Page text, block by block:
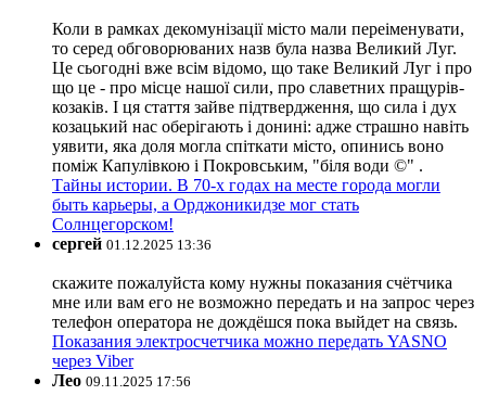
Коли в рамках декомунізації місто мали переіменувати,
то серед обговорюваних назв була назва Великий Луг.
Це сьогодні вже всім відомо, що таке Великий Луг і про
що це - про місце нашої сили, про славетних пращурів-
козаків. І ця стаття зайве підтвердження, що сила і дух
козацький нас оберігають і донині: адже страшно навіть
уявити, яка доля могла спіткати місто, опинись воно
поміж Капулівкою і Покровським, "біля води ©" .
Тайны истории. В 70-х годах на месте города могли
быть карьеры, а Орджоникидзе мог стать
Солнцегорском!
сергей 01.12.2025 13:36
скажите пожалуйста кому нужны показания счётчика
мне или вам его не возможно передать и на запрос через
телефон оператора не дождёшся пока выйдет на связь.
Показания электросчетчика можно передать YASNO
через Viber
Лео 09.11.2025 17:56